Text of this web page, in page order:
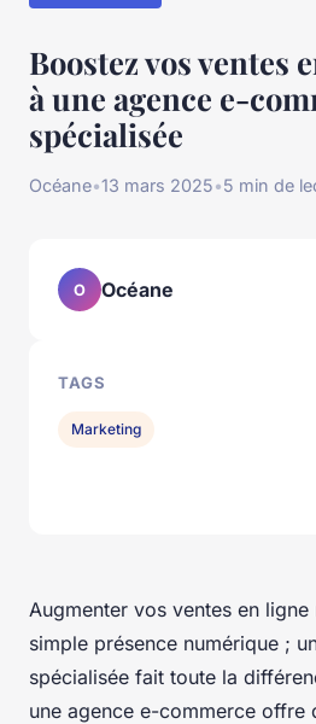
Boostez vos ventes
à une agence e-
spécialisée
Océane•13 mars 2025•5 min de
Augmenter vos ventes en
simple présence numérique ;
spécialisée fait toute la
une agence e-commerce offre
O Océane
TAGS
Marketing